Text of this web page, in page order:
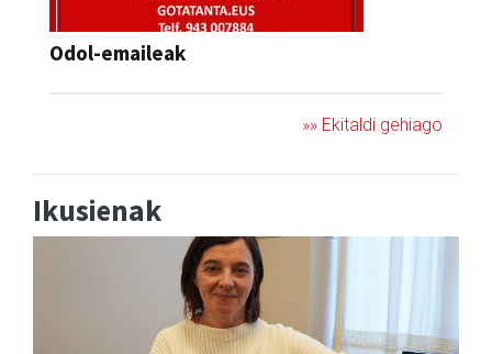
Odol-emaileak
»» Ekitaldi gehiago
Ikusienak